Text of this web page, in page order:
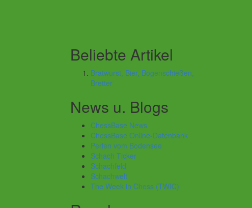
Beliebte Artikel
Bratwurst, Bier, Bogenschießen,
Bretter
News u. Blogs
ChessBase News
ChessBase Online-Datenbank
Perlen vom Bodensee
Schach Ticker
Schachfeld
Schachwelt
The Week in Chess (TWIC)